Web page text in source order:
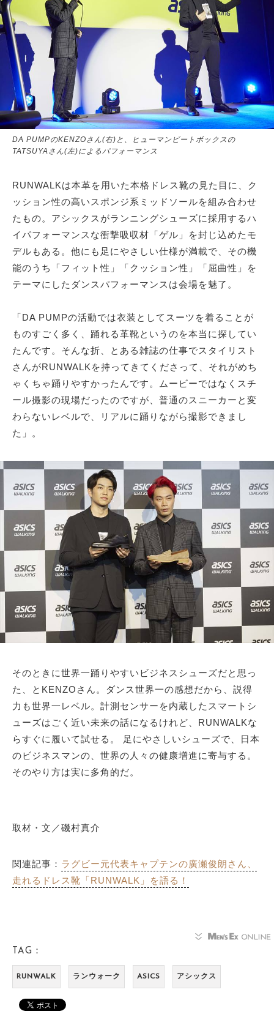
DA PUMPのKENZOさん(右)と、ヒューマンビートボックスの
TATSUYAさん(左)によるパフォーマンス
RUNWALKは本革を用いた本格ドレス靴の見た目に、ク
ッション性の高いスポンジ系ミッドソールを組み合わせ
たもの。アシックスがランニングシューズに採用するハ
イパフォーマンスな衝撃吸収材「ゲル」を封じ込めたモ
デルもある。他にも足にやさしい仕様が満載で、その機
能のうち「フィット性」「クッション性」「屈曲性」を
テーマにしたダンスパフォーマンスは会場を魅了。
「DA PUMPの活動では衣装としてスーツを着ることが
ものすごく多く、踊れる革靴というのを本当に探してい
たんです。そんな折、とある雑誌の仕事でスタイリスト
さんがRUNWALKを持ってきてくださって、それがめち
ゃくちゃ踊りやすかったんです。ムービーではなくスチ
ール撮影の現場だったのですが、普通のスニーカーと変
わらないレベルで、リアルに踊りながら撮影できまし
た」。
そのときに世界一踊りやすいビジネスシューズだと思っ
た、とKENZOさん。ダンス世界一の感想だから、説得
力も世界一レベル。計測センサーを内蔵したスマートシ
ューズはごく近い未来の話になるけれど、RUNWALKな
らすぐに履いて試せる。 足にやさしいシューズで、日本
のビジネスマンの、世界の人々の健康増進に寄与する。
そのやり方は実に多角的だ。
取材・文／磯村真介
関連記事： ラグビー元代表キャプテンの廣瀬俊朗さん、
走れるドレス靴「RUNWALK」を語る！
TAG：
RUNWALK ランウォーク ASICS アシックス